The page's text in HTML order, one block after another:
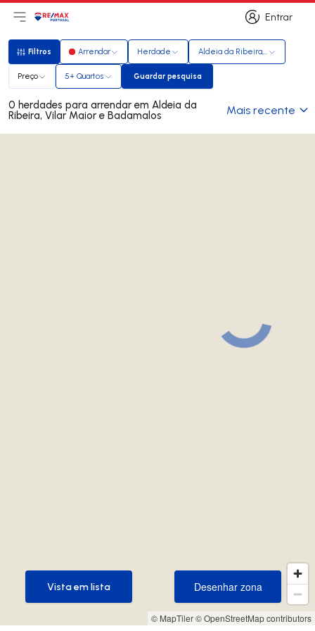
Entrar
Entrar
Abri menu principal
LogoIr para página inicial
Filtros
Filtros Arrendar Herdade Aldeia da Ribeira, Vilar Maior e
Preço 5+ Quartos Guardar pesquisa
Guardar pesquisa
0 herdades para arrendar em Aldeia da
Ribeira, Vilar Maior e Badamalos Mais recente
© MapTiler© OpenStreetMap contributors
Desenhar zona
Desenhar zona
Vista em lista
Vista em lista